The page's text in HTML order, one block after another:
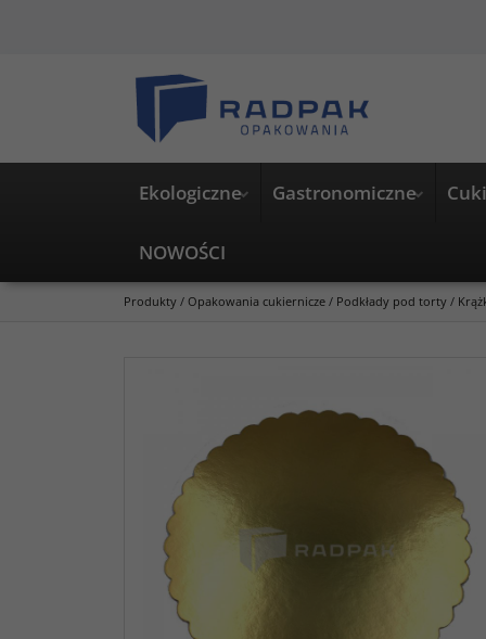
Ekologiczne Gastronomiczne
NOWOŚCI
Produkty / Opakowania cukiernicze / Podkłady pod torty /